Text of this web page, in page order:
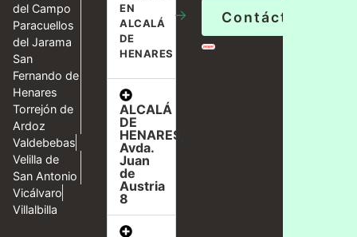
del Campo
Paracuellos
del Jarama
San
Fernando de
Henares
Torrejón de
Ardoz
Valdebebas
Velilla de
San Antonio
Vicálvaro
Villalbilla
EN
ALCALÁ
DE
HENARES
→
ALCALÁ
DE
HENARES,
Avda.
Juan
de
Austria
8
Contáctanos